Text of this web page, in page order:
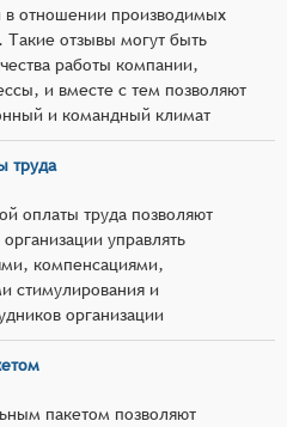
в отношении производимых
Такие отзывы могут быть
работы компании,
и вместе с тем позволяют
и командный климат
труда
оплаты труда позволяют
управлять
компенсациями,
стимулирования и
организации
пакетом позволяют